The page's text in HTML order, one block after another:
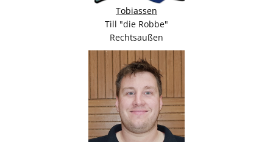
Tobiassen
Till "die Robbe"
Rechtsaußen